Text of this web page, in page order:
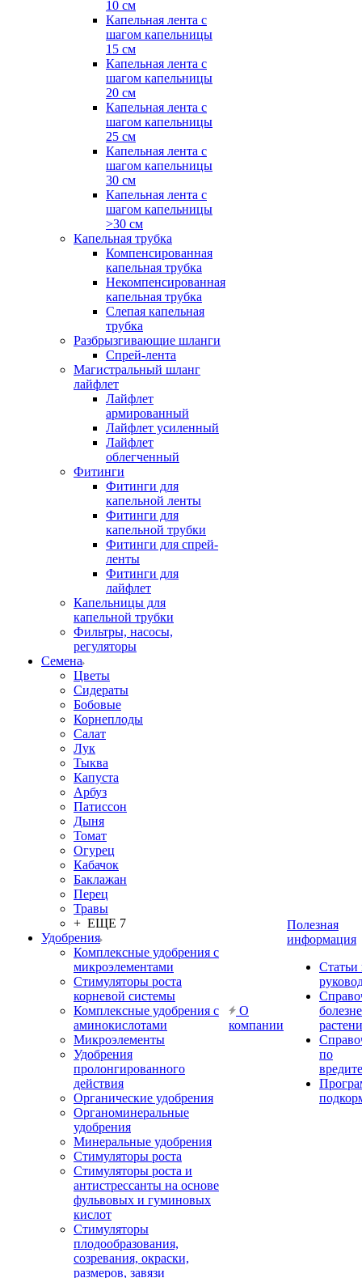
10 см
Капельная лента с
шагом капельницы
15 см
Капельная лента с
шагом капельницы
20 см
Капельная лента с
шагом капельницы
25 см
Капельная лента с
шагом капельницы
30 см
Капельная лента с
шагом капельницы
>30 см
Капельная трубка
Компенсированная
капельная трубка
Некомпенсированная
капельная трубка
Слепая капельная
трубка
Разбрызгивающие шланги
Спрей-лента
Магистральный шланг
лайфлет
Лайфлет
армированный
Лайфлет усиленный
Лайфлет
облегченный
Фитинги
Фитинги для
капельной ленты
Фитинги для
капельной трубки
Фитинги для спрей-
ленты
Фитинги для
лайфлет
Капельницы для
капельной трубки
Фильтры, насосы,
регуляторы
Семена
Цветы
Сидераты
Бобовые
Корнеплоды
Салат
Лук
Тыква
Капуста
Арбуз
Патиссон
Дыня
Томат
Огурец
Кабачок
Баклажан
Перец
Травы
+ ЕЩЕ 7
Удобрения
Комплексные удобрения с
микроэлементами
Стимуляторы роста
корневой системы
Комплексные удобрения с
аминокислотами
Микроэлементы
Удобрения
пролонгированного
действия
Органические удобрения
Органоминеральные
удобрения
Минеральные удобрения
Стимуляторы роста
Стимуляторы роста и
антистрессанты на основе
фульвовых и гуминовых
кислот
Стимуляторы
плодообразования,
созревания, окраски,
размеров, завязи
О
компании
Полезная
информация
Статьи
по